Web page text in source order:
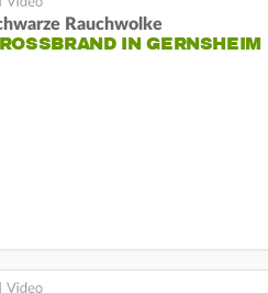
Rauchwolke
IN GERNSHEIM